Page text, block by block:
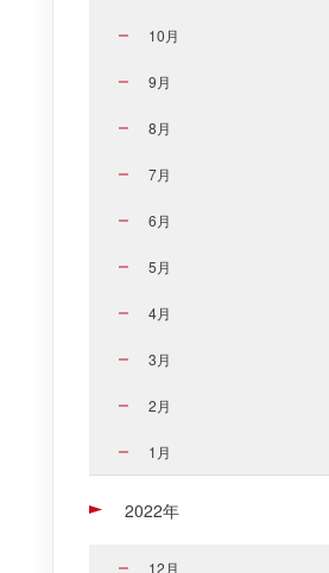
10月
9月
8月
7月
6月
5月
4月
3月
2月
1月
2022年
12月